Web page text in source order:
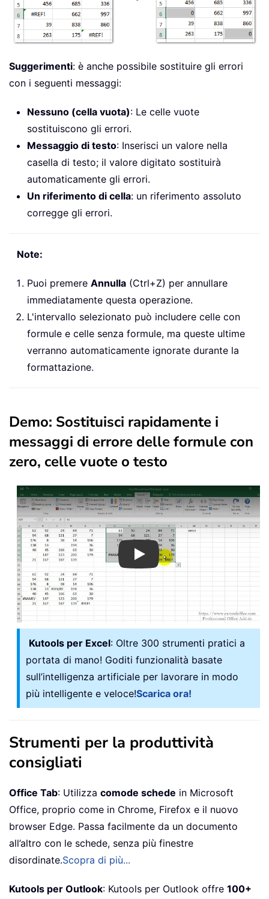
Suggerimenti: è anche possibile sostituire gli errori
con i seguenti messaggi:
Nessuno (cella vuota): Le celle vuote
sostituiscono gli errori.
Messaggio di testo: Inserisci un valore nella
casella di testo; il valore digitato sostituirà
automaticamente gli errori.
Un riferimento di cella: un riferimento assoluto
corregge gli errori.
Note:
Puoi premere Annulla (Ctrl+Z) per annullare
immediatamente questa operazione.
L'intervallo selezionato può includere celle con
formule e celle senza formule, ma queste ultime
verranno automaticamente ignorate durante la
formattazione.
Demo: Sostituisci rapidamente i
messaggi di errore delle formule con
zero, celle vuote o testo
Play
Kutools per Excel: Oltre 300 strumenti pratici a
portata di mano! Goditi funzionalità basate
sull’intelligenza artificiale per lavorare in modo
più intelligente e veloce!Scarica ora!
Strumenti per la produttività
consigliati
Office Tab: Utilizza comode schede in Microsoft
Office, proprio come in Chrome, Firefox e il nuovo
browser Edge. Passa facilmente da un documento
all’altro con le schede, senza più finestre
disordinate.Scopra di più...
Kutools per Outlook: Kutools per Outlook offre 100+